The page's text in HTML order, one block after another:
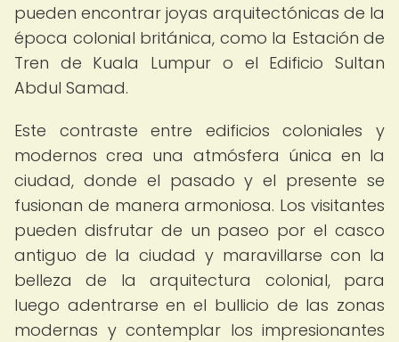
pueden encontrar joyas arquitectónicas de la
época colonial británica, como la Estación de
Tren de Kuala Lumpur o el Edificio Sultan
Abdul Samad.
Este contraste entre edificios coloniales y
modernos crea una atmósfera única en la
ciudad, donde el pasado y el presente se
fusionan de manera armoniosa. Los visitantes
pueden disfrutar de un paseo por el casco
antiguo de la ciudad y maravillarse con la
belleza de la arquitectura colonial, para
luego adentrarse en el bullicio de las zonas
modernas y contemplar los impresionantes